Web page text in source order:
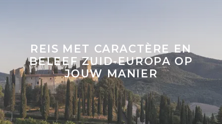
REIS MET CARACTÈRE EN
BELEEF ZUID-EUROPA OP
JOUW MANIER